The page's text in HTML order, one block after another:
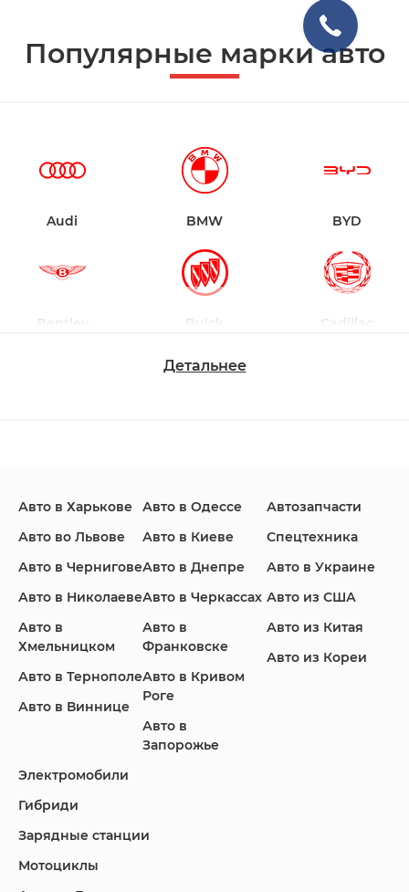
Популярные марки авто
Audi BMW BYD
Bentley Buick Cadillac
Infiniti Jaguar Jeep
Land Rover
Lincoln
Детальнее
Авто в Харькове
Авто во Львове
Авто в Чернигове
Авто в Николаеве
Авто в
Хмельницком
Авто в Тернополе
Авто в Виннице
Авто в Одессе
Авто в Киеве
Авто в Днепре
Авто в Черкассах
Авто в
Франковске
Авто в Кривом
Роге
Авто в
Запорожье
Автозапчасти
Спецтехника
Авто в Украине
Авто из США
Авто из Китая
Авто из Кореи
Электромобили
Гибриди
Зарядные станции
Мотоциклы